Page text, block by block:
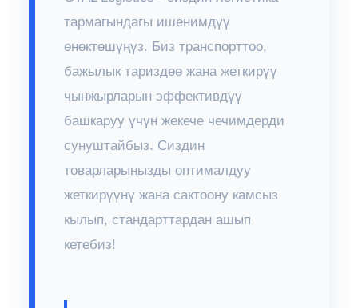
тармагындагы ишенимдүү
өнөктөшүңүз. Биз транспорттоо,
бажылык тариздөө жана жеткирүү
чынжырларын эффективдүү
башкаруу үчүн жекече чечимдерди
сунуштайбыз. Сиздин
товарларыңызды оптималдуу
жеткирүүнү жана сактоону камсыз
кылып, стандарттардан ашып
кетебиз!